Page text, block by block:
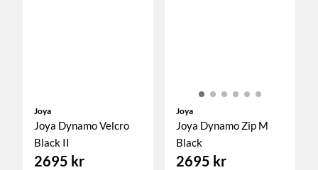
Joya
Joya Dynamo Velcro
Black II
2695 kr
Joya
Joya Dynamo Zip M
Black
2695 kr